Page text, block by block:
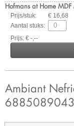
Hofmans at Home
Prijs/stuk:
€ 16,68
Aantal stuks:
Prijs: € -,--
Ambiant
6885089043